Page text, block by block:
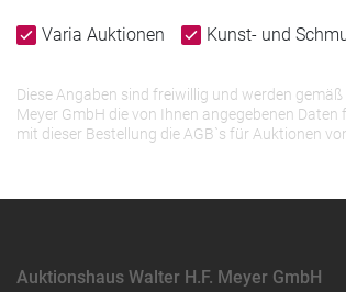
Varia Auktionen Kunst- und
Diese Angaben sind freiwillig und werden
Meyer GmbH die von Ihnen angegebenen
mit dieser Bestellung die AGB`s für Auktionen
Auktionshaus Walter H.F. Meyer GmbH